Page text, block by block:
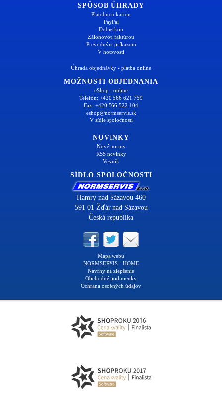
SPÔSOB ÚHRADY
Platobnou kartou
PayPal
Dobierkou
Zálohovou faktúrou
Prevodným príkazom
V hotovosti
Úhrada objednávky - platba online
MOŽNOSTI OBJEDNANIA
eShop - online
Telefón: +420 566 621 759
Fax: +420 566 522 104
eshop@normservis.sk
V sídle spoločnosti
NOVINKY
Nové normy
RSS novinky
Vestník
SÍDLO SPOLOČNOSTI
Hamry nad Sázavou 460
591 01 Žďár nad Sázavou
Česká republika
Mapa webu
NORMSERVIS - HOME
Návrhy na zlepšenie
Obchodné podmienky
Ochrana osobných údajov